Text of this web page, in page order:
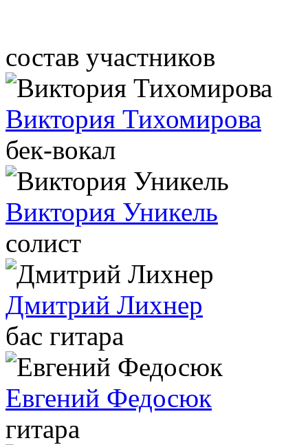
состав участников
Виктория Тихомирова
бек-вокал
Виктория Уникель
солист
Дмитрий Лихнер
бас гитара
Евгений Федосюк
гитара